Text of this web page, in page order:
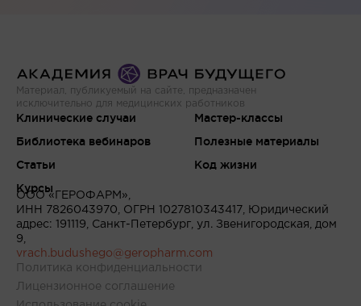
Материал, публикуемый на сайте, предназначен
исключительно для медицинских работников
Клинические случаи
Библиотека вебинаров
Статьи
Курсы
Мастер-классы
Полезные материалы
Код жизни
ООО «ГЕРОФАРМ»,
ИНН 7826043970, ОГРН 1027810343417, Юридический
адрес: 191119, Санкт-Петербург, ул. Звенигородская, дом
9,
vrach.budushego@geropharm.com
Политика конфиденциальности
Лицензионное соглашение